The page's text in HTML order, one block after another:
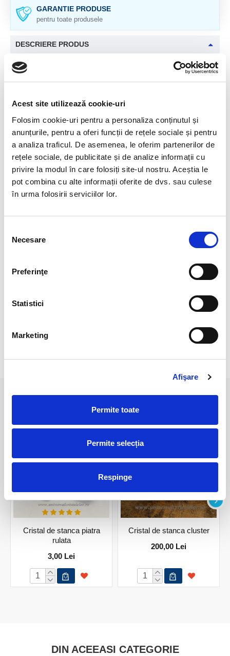
Acest site utilizează cookie-uri
Folosim cookie-uri pentru a personaliza conținutul și
anunțurile, pentru a oferi funcții de rețele sociale și pentru
a analiza traficul. De asemenea, le oferim partenerilor de
rețele sociale, de publicitate și de analize informații cu
privire la modul în care folosiți site-ul nostru. Aceștia le
pot combina cu alte informații oferite de dvs. sau culese
în urma folosirii serviciilor lor.
consimțământului
Necesare
Preferinţe
Statistici
Marketing
Afişare
Permite toate
Permite selecția
Respinge
GARANTIE PRODUSE
pentru toate produsele
DESCRIERE PRODUS
Origine : Brazilia
Cristal natural 100 %.
Cristal Unicat. Veti primi exact produsul din imagine.
Pozele sunt realizate cu aparat profesionist sub lumina alba.
Culoarea poate diferi usor, in functie de rezolutia
Zodii :Toate zodile
Planeta Guvernatoare :Soarele si Luna
meditative, cu incarcatura psihica. Energizeaza chakrele
superioare ( trebuie purtat cu varful in jos )
RECENZII CLIENTI
PRODUSE ASEMANATOARE
Cristal de stanca piatra
rulata
3,00 Lei
Cristal de stanca cluster
200,00 Lei
DIN ACEEASI CATEGORIE